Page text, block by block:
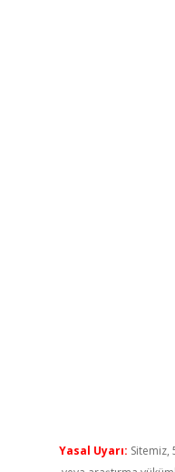
Yasal Uyarı: Sitemiz,